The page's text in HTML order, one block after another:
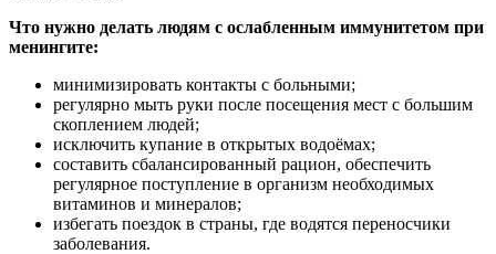
Что нужно делать людям с ослабленным иммунитетом при
менингите:
минимизировать контакты с больными;
регулярно мыть руки после посещения мест с большим
скоплением людей;
исключить купание в открытых водоёмах;
составить сбалансированный рацион, обеспечить
регулярное поступление в организм необходимых
витаминов и минералов;
избегать поездок в страны, где водятся переносчики
заболевания.